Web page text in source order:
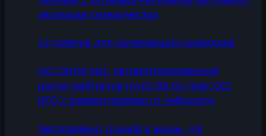
эволюции сновидчества
12 советов для начинающих сновидцев
ОС-ОБОЗ №1: автоматизированный
расчет рейтингов групп ВК по теме ОС/
ВТО с комментариями от нейросети
Эксперимент длиной в жизнь, ч.8